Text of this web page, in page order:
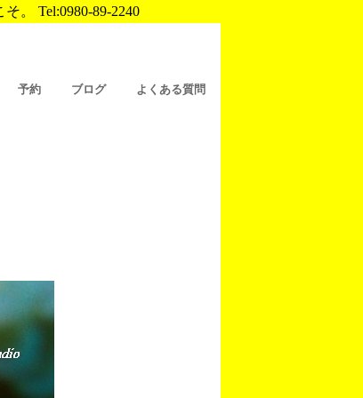
。 Tel:0980-89-2240
予約 ブログ よくある質問